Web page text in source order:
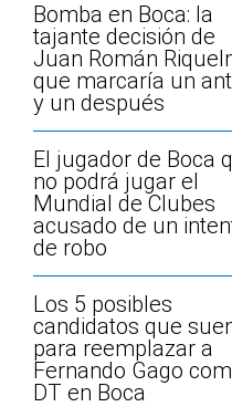
Bomba en Boca: la
tajante decisión de
Juan Román
que marcaría un
y un después
El jugador de Boca
no podrá jugar el
Mundial de Clubes
acusado de un
de robo
Los 5 posibles
candidatos que
para reemplazar a
Fernando Gago
DT en Boca